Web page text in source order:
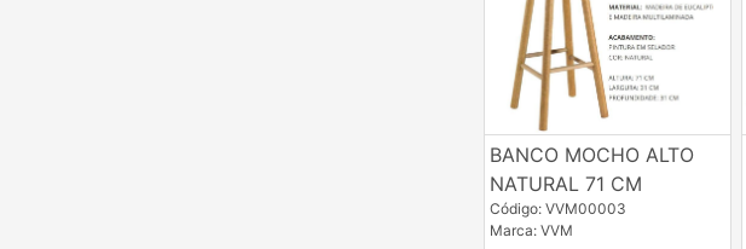
BANCO MOCHO ALTO
NATURAL 71 CM
Código: VVM00003
Marca: VVM